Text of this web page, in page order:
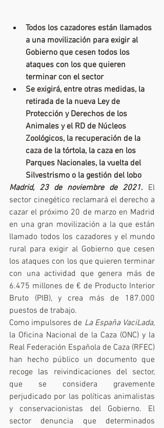
Todos los cazadores están llamados
a una movilización para exigir al
Gobierno que cesen todos los
ataques con los que quieren
terminar con el sector
Se exigirá, entre otras medidas, la
retirada de la nueva Ley de
Protección y Derechos de los
Animales y el RD de Núcleos
Zoológicos, la recuperación de la
caza de la tórtola, la caza en los
Parques Nacionales, la vuelta del
Silvestrismo o la gestión del lobo
Madrid, 23 de noviembre de 2021. El
sector cinegético reclamará el derecho a
cazar el próximo 20 de marzo en Madrid
en una gran movilización a la que están
llamado todos los cazadores y el mundo
rural para exigir al Gobierno que cesen
los ataques con los que quieren terminar
con una actividad que genera más de
6.475 millones de € de Producto Interior
Bruto (PIB), y crea más de 187.000
puestos de trabajo.
Como impulsores de
la Oficina Nacional de la Caza (ONC) y la
Real Federación Española de Caza (RFEC)
han hecho público un documento que
recoge las reivindicaciones del sector,
que se considera gravemente
perjudicado por las políticas animalistas
y conservacionistas del Gobierno. El
sector denuncia que determina­dos